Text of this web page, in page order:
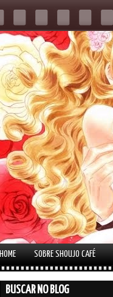
HOME SOBRE SHOUJO CAFÉ
BUSCAR NO BLOG